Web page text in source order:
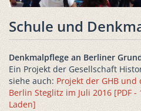
Schule und
Denkmalpflege an Berliner
Ein Projekt der Gesellschaft
siehe auch: Projekt der GHB
Berlin Steglitz im Juli 2016 [PDF
Laden]